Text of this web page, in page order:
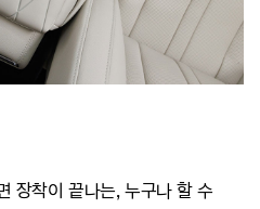
장착이 끝나는, 누구나 할 수